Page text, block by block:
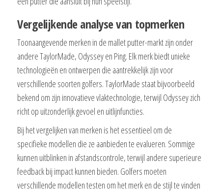
Vergelijkende analyse van topmerken
Toonaangevende merken in de mallet putter-markt zijn onder
andere TaylorMade, Odyssey en Ping. Elk merk biedt unieke
technologieën en ontwerpen die aantrekkelijk zijn voor
verschillende soorten golfers. TaylorMade staat bijvoorbeeld
bekend om zijn innovatieve vlaktechnologie, terwijl Odyssey zich
richt op uitzonderlijk gevoel en uitlijnfuncties.
Bij het vergelijken van merken is het essentieel om de
specifieke modellen die ze aanbieden te evalueren. Sommige
kunnen uitblinken in afstandscontrole, terwijl andere superieure
feedback bij impact kunnen bieden. Golfers moeten
verschillende modellen testen om het merk en de stijl te vinden